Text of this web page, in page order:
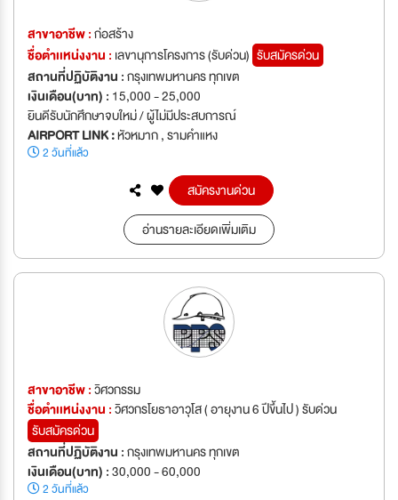
สาขาอาชีพ :ก่อสร้าง
ชื่อตำเเหน่งงาน : เลขานุการโครงการ (รับด่วน) รับสมัครด่วน
สถานที่ปฏิบัติงาน :กรุงเทพมหานคร ทุกเขต
เงินเดือน(บาท) : 15,000 - 25,000
ยินดีรับนักศึกษาจบใหม่ / ผู้ไม่มีประสบการณ์
AIRPORT LINK :หัวหมาก , รามคำแหง
2 วันที่แล้ว
สมัครงานด่วน
อ่านรายละเอียดเพิ่มเติม
สาขาอาชีพ :วิศวกรรม
ชื่อตำเเหน่งงาน :วิศวกรโยธาอาวุโส ( อายุงาน 6 ปีขึ้นไป ) รับด่วน
รับสมัครด่วน
สถานที่ปฏิบัติงาน :กรุงเทพมหานคร ทุกเขต
เงินเดือน(บาท) :30,000 - 60,000
2 วันที่แล้ว